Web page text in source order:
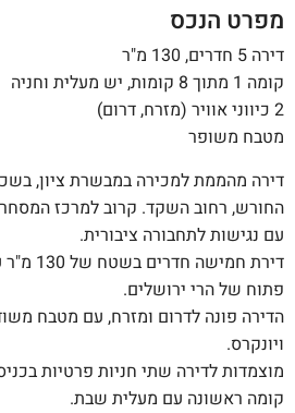
מפרט הנכס
דירה 5 חדרים, 130 מ"ר
קומה 1 מתוך 8 קומות, יש מעלית וחניה
2 כיווני אוויר (מזרח, דרום)
מטבח משופר
דירה מהממת למכירה במבשרת ציון,
החורש, רחוב השקד. קרוב למרכז
עם נגישות לתחבורה ציבורית.
דירת
פתוח של הרי ירושלים.
הדירה פונה לדרום ומזרח, עם מטבח
ויונקרס.
מוצמדות לדירה שתי חניות פרטיות
קומה ראשונה עם מעלית שבת.